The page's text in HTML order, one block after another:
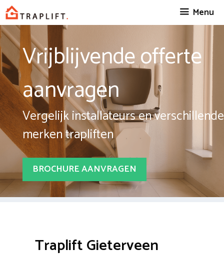
Spring
naar
inhoud
Menu
Vrijblijvende offerte
aanvragen
Vergelijk installateurs en verschillende
merken trapliften
BROCHURE AANVRAGEN
Traplift Gieterveen